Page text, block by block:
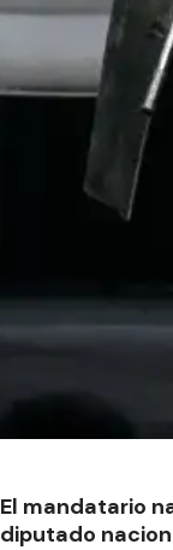
El mandatario
diputado